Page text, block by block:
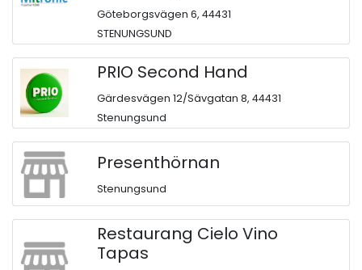
Göteborgsvägen 6, 44431
STENUNGSUND
PRIO Second Hand
Gärdesvägen 12/Sävgatan 8, 44431
Stenungsund
Presenthörnan
Stenungsund
Restaurang Cielo Vino
Tapas